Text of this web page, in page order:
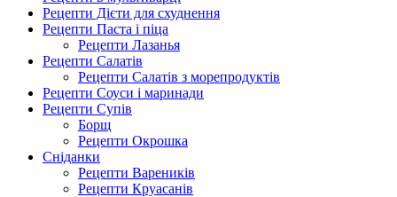
Рецепти Дієти для схуднення
Рецепти Паста і піца
Рецепти Лазанья
Рецепти Салатів
Рецепти Салатів з морепродуктів
Рецепти Соуси і маринади
Рецепти Супів
Борщ
Рецепти Окрошка
Сніданки
Рецепти Вареників
Рецепти Круасанів